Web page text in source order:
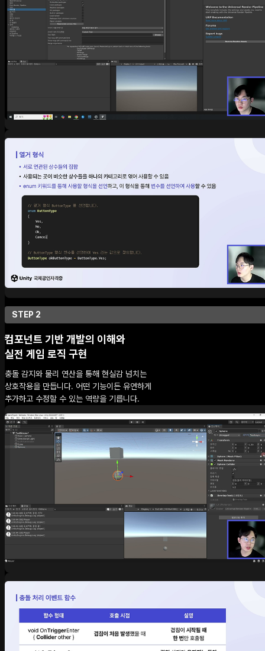
STEP 2
컴포넌트 기반 개발의 이해와
실전 게임 로직 구현
충돌 감지와 물리 연산을 통해 현실감 넘치는
상호작용을 만듭니다. 어떤 기능이든 유연하게
추가하고 수정할 수 있는 역량을 기릅니다.